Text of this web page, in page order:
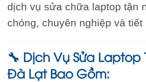
dịch vụ sửa chữa laptop tận
chóng, chuyên nghiệp và tiết
🔧 Dịch Vụ Sửa Laptop
Đà Lạt Bao Gồm: